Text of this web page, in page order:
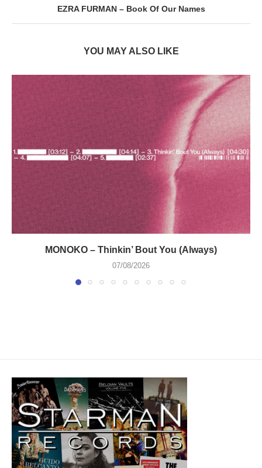
EZRA FURMAN – Book Of Our Names
YOU MAY ALSO LIKE
MONOKO – Thinkin’ Bout You (Always)
07/08/2026